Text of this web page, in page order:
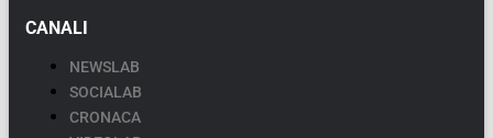
CANALI
NEWSLAB
SOCIALAB
CRONACA